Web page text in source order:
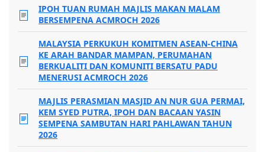
IPOH TUAN RUMAH MAJLIS MAKAN MALAM
BERSEMPENA ACMROCH 2026
MALAYSIA PERKUKUH KOMITMEN ASEAN-CHINA
KE ARAH BANDAR MAMPAN, PERUMAHAN
BERKUALITI DAN KOMUNITI BERSATU PADU
MENERUSI ACMROCH 2026
MAJLIS PERASMIAN MASJID AN NUR GUA PERMAI,
KEM SYED PUTRA, IPOH DAN BACAAN YASIN
SEMPENA SAMBUTAN HARI PAHLAWAN TAHUN
2026